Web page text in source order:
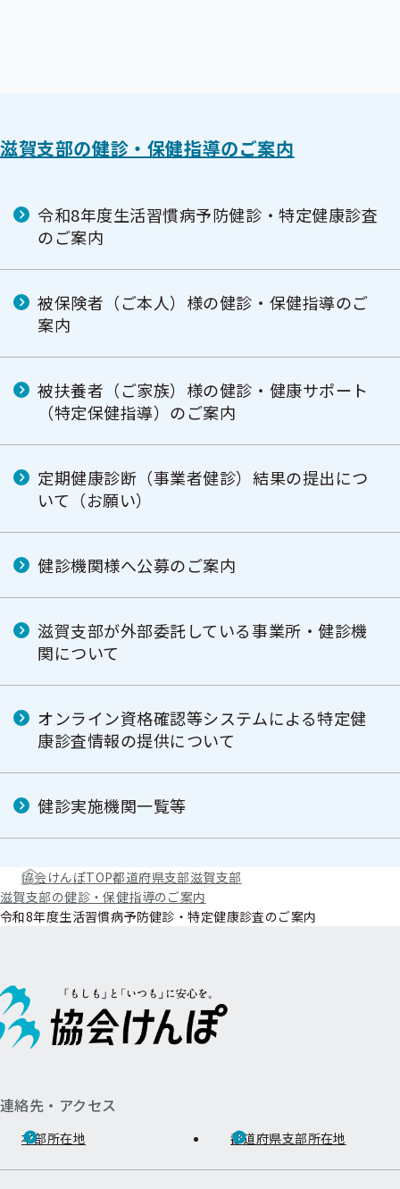
滋賀支部の健診・保健指導のご案内
令和8年度生活習慣病予防健診・特定健康診査
のご案内
被保険者（ご本人）様の健診・保健指導のご
案内
被扶養者（ご家族）様の健診・健康サポート
（特定保健指導）のご案内
定期健康診断（事業者健診）結果の提出につ
いて（お願い）
健診機関様へ公募のご案内
滋賀支部が外部委託している事業所・健診機
関について
オンライン資格確認等システムによる特定健
康診査情報の提供について
健診実施機関一覧等
協会けんぽTOP都道府県支部滋賀支部
滋賀支部の健診・保健指導のご案内
令和8年度生活習慣病予防健診・特定健康診査のご案内
連絡先・アクセス
本部所在地 都道府県支部所在地